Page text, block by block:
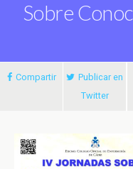
Sobre
Compartir
Publicar en
Twitter